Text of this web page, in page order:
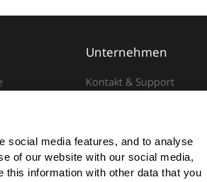
social media features, and to analyse
of our website with our social media,
information with other data that you
Unternehmen
Kontakt & Support